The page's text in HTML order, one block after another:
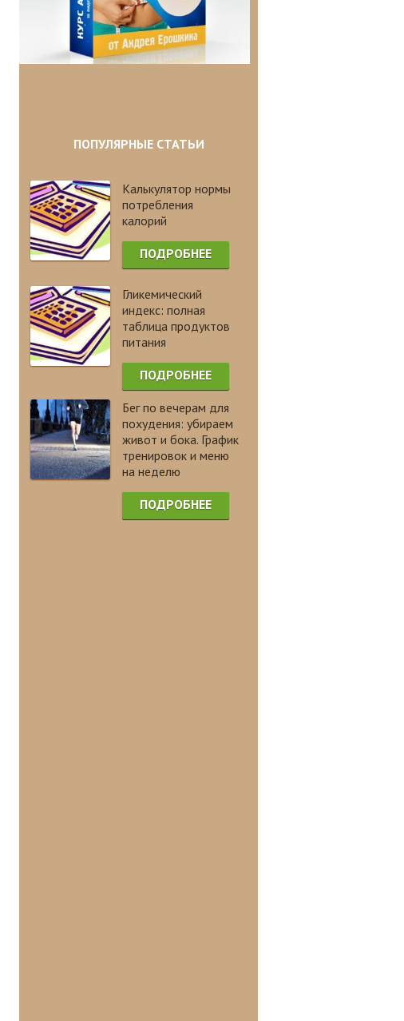
ПОПУЛЯРНЫЕ СТАТЬИ
Калькулятор нормы
потребления
калорий
ПОДРОБНЕЕ
Гликемический
индекс: полная
таблица продуктов
питания
ПОДРОБНЕЕ
Бег по вечерам для
похудения: убираем
живот и бока. График
тренировок и меню
на неделю
ПОДРОБНЕЕ